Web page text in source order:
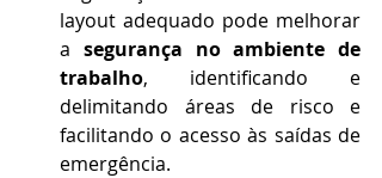
layout adequado pode melhorar
a segurança no ambiente de
trabalho, identificando e
delimitando áreas de risco e
facilitando o acesso às saídas de
emergência.